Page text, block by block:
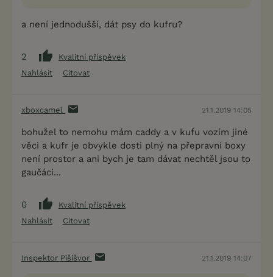
a není jednodušší, dát psy do kufru?
2
Kvalitní příspěvek
Nahlásit
Citovat
xboxcamel 21.1.2019 14:05
bohužel to nemohu mám caddy a v kufu vozím jiné
věci a kufr je obvykle dosti plný na přepravní boxy
není prostor a ani bych je tam dávat nechtěl jsou to
gaučáci...
0
Kvalitní příspěvek
Nahlásit
Citovat
Inspektor Pišišvor 21.1.2019 14:07